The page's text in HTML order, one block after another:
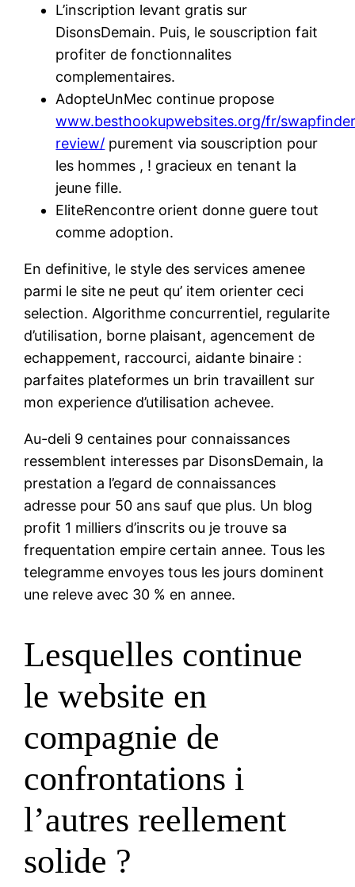
L’inscription levant gratis sur
DisonsDemain. Puis, le souscription fait
profiter de fonctionnalites
complementaires.
AdopteUnMec continue propose
www.besthookupwebsites.org/fr/
review/ purement via souscription pour
les hommes , ! gracieux en tenant la
jeune fille.
EliteRencontre orient donne guere tout
comme adoption.
En definitive, le style des services amenee
parmi le site ne peut qu’ item orienter ceci
selection. Algorithme concurrentiel, regularite
d’utilisation, borne plaisant, agencement de
echappement, raccourci, aidante binaire :
parfaites plateformes un brin travaillent sur
mon experience d’utilisation achevee.
Au-deli 9 centaines pour connaissances
ressemblent interesses par DisonsDemain, la
prestation a l’egard de connaissances
adresse pour 50 ans sauf que plus. Un blog
profit 1 milliers d’inscrits ou je trouve sa
frequentation empire certain annee. Tous les
telegramme envoyes tous les jours dominent
une releve avec 30 % en annee.
Lesquelles continue
le website en
compagnie de
confrontations i
l’autres reellement
solide ?